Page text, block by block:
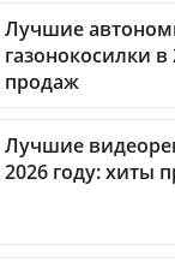
Лучшие
газонокосилки в
продаж
Лучшие
2026 году: хиты